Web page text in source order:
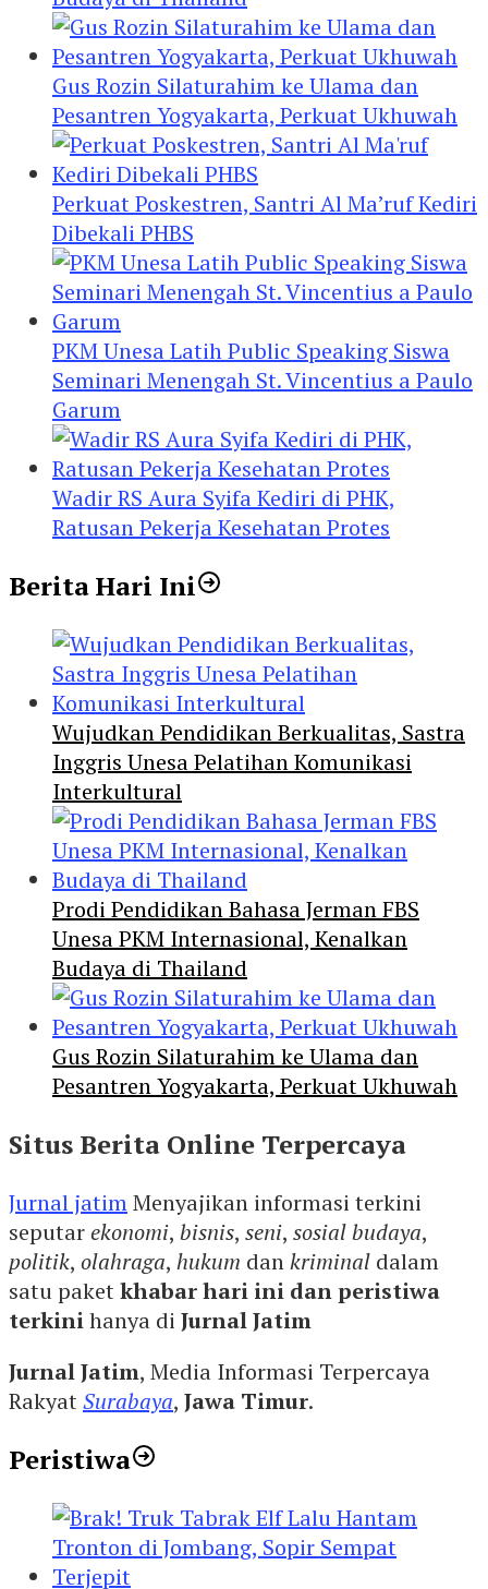
Gus Rozin Silaturahim ke Ulama dan
Pesantren Yogyakarta, Perkuat Ukhuwah
Perkuat Poskestren, Santri Al Ma’ruf Kediri
Dibekali PHBS
PKM Unesa Latih Public Speaking Siswa
Seminari Menengah St. Vincentius a Paulo
Garum
Wadir RS Aura Syifa Kediri di PHK,
Ratusan Pekerja Kesehatan Protes
Berita Hari Ini
Wujudkan Pendidikan Berkualitas, Sastra
Inggris Unesa Pelatihan Komunikasi
Interkultural
Prodi Pendidikan Bahasa Jerman FBS
Unesa PKM Internasional, Kenalkan
Budaya di Thailand
Gus Rozin Silaturahim ke Ulama dan
Pesantren Yogyakarta, Perkuat Ukhuwah
Situs Berita Online Terpercaya
Jurnal jatimMenyajikan informasi terkini
seputarekonomi, bisnis, seni, sosial budaya,
politik, olahraga, hukum dankriminal dalam
satu paketkhabar hari ini dan peristiwa
terkinihanya di Jurnal Jatim
Jurnal Jatim, Media Informasi Terpercaya
RakyatSurabaya, Jawa Timur.
Peristiwa